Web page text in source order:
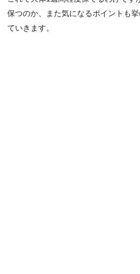
保つのか、また気になるポイントも
ていきます。